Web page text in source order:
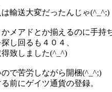
輸送大変だったんじゃ(^_^;)
メアドとか揃えるのに手持
し回るも４０４、
致しました(^_^)
で苦労しながら開梱(^_^;)
前にゲイツ通貨の登録。